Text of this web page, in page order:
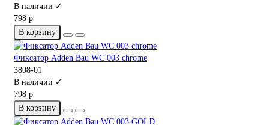
В наличии ✓
798 р
В корзину
Фиксатор Adden Bau WC 003 chrome
3808-01
В наличии ✓
798 р
В корзину